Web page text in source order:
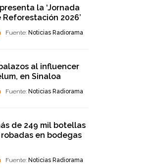
la ‘Jornada
2026’
Fuente: Noticias Radiorama
al influencer
en Sinaloa
Fuente: Noticias Radiorama
de 249 mil botellas
en bodegas
Fuente: Noticias Radiorama